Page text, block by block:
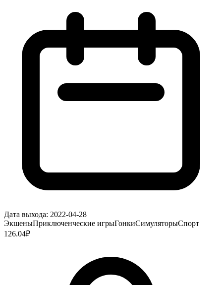
Дата выхода: 2022-04-28
ЭкшеныПриключенческие игрыГонкиСимуляторыСпорт
126.04₽